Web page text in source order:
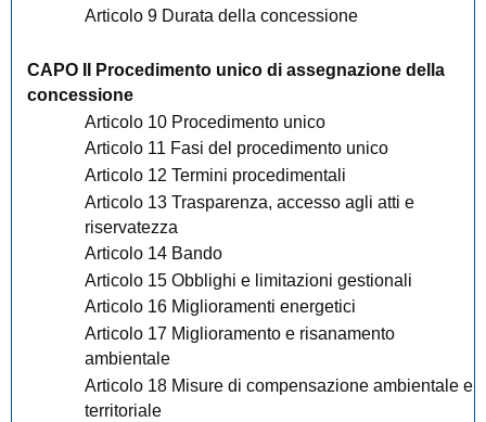
Articolo 9 Durata della concessione
CAPO II Procedimento unico di assegnazione della
concessione
Articolo 10 Procedimento unico
Articolo 11 Fasi del procedimento unico
Articolo 12 Termini procedimentali
Articolo 13 Trasparenza, accesso agli atti e
riservatezza
Articolo 14 Bando
Articolo 15 Obblighi e limitazioni gestionali
Articolo 16 Miglioramenti energetici
Articolo 17 Miglioramento e risanamento
ambientale
Articolo 18 Misure di compensazione ambientale e
territoriale